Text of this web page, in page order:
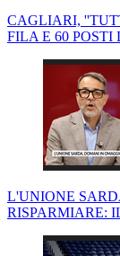
CAGLIARI,
FILA E 60 POSTI
L'UNIONE
RISPARMIARE: